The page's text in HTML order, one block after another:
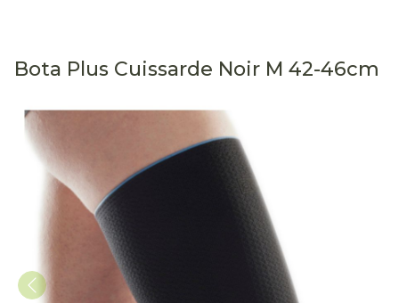
Bota Plus Cuissarde Noir M 42-46cm